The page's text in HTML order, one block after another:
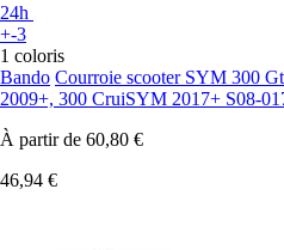
24h
+-3
1 coloris
Bando Courroie scooter SYM 300
2009+, 300 CruiSYM 2017+ S08-
À partir de 60,80 €
46,94 €